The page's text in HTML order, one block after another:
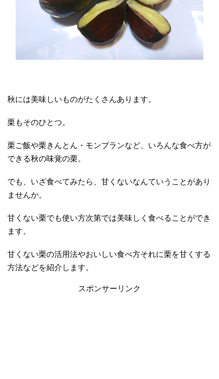
秋には美味しいものがたくさんあります。
栗もそのひとつ。
栗ご飯や栗きんとん・モンブランなど、いろんな食べ方が
できる秋の味覚の栗。
でも、いざ食べてみたら、甘くないなんていうことがあり
ませんか。
甘くない栗でも使い方次第では美味しく食べることができ
ます。
甘くない栗の活用法やおいしい食べ方それに栗を甘くする
方法などを紹介します。
スポンサーリンク